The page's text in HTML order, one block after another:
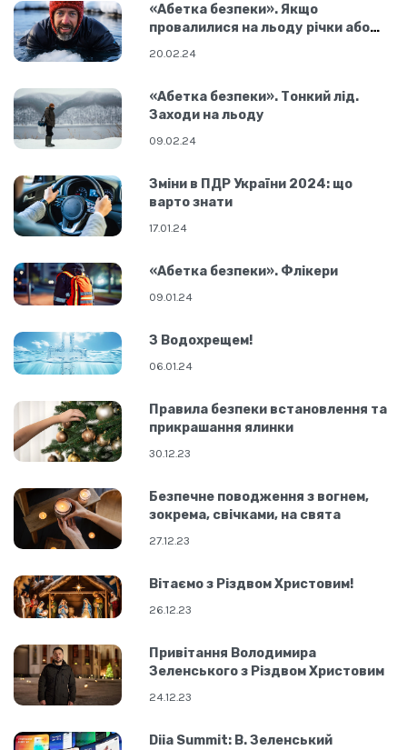
«Абетка безпеки». Якщо
провалилися на льоду річки або
20.02.24
«Абетка безпеки». Тонкий лід.
Заходи на льоду
09.02.24
Зміни в ПДР України 2024: що
варто знати
17.01.24
«Абетка безпеки». Флікери
09.01.24
З Водохрещем!
06.01.24
Правила безпеки встановлення та
прикрашання ялинки
30.12.23
Безпечне поводження з вогнем,
зокрема, свічками, на свята
27.12.23
Вітаємо з Різдвом Христовим!
26.12.23
Привітання Володимира
Зеленського з Різдвом Христовим
24.12.23
Diia Summit: В. Зеленський